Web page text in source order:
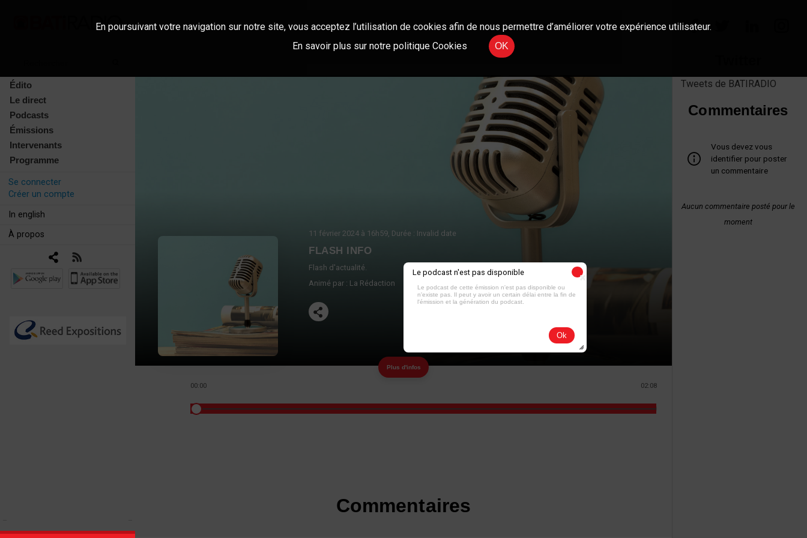
Édito
Le direct
Podcasts
Émissions
Intervenants
Programme
Se connecter
Créer un compte
In english
À propos
11 février 2024 à 16h59, Durée : Invalid date
FLASH INFO
Flash d'actualité.
Animé par : La Rédaction
Plus d'infos
00:00 02:08
Commentaires
Tweets de BATIRADIO
Commentaires
Vous devez vous
identifier pour poster
un commentaire
Aucun commentaire posté pour le
moment
En poursuivant votre navigation sur notre site, vous acceptez l’utilisation de cookies afin de nous permettre d’améliorer votre expérience utilisateur.
En savoir plus sur notre politique Cookies
OK
Le podcast n'est pas disponible
Le podcast de cette émission n'est pas disponible ou
n'existe pas. Il peut y avoir un certain délai entre la fin de
l'émission et la génération du podcast.
Ok